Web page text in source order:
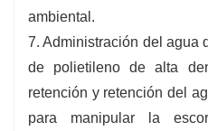
ambiental.
7. Administración del agua
de polietileno de alta
retención y retención del
para manipular la